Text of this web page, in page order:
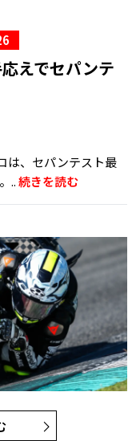
えでセパンテ
は、セパンテスト最
..続きを読む